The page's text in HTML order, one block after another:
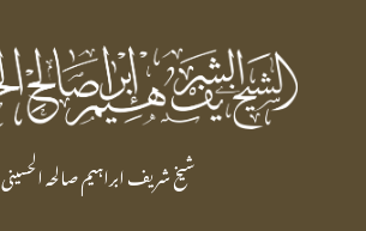
شیخ شریف ابراہیم صالحہ الحسینی